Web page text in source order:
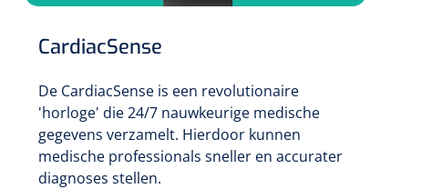
CardiacSense
De CardiacSense is een revolutionaire
'horloge' die 24/7 nauwkeurige medische
gegevens verzamelt. Hierdoor kunnen
medische professionals sneller en accurater
diagnoses stellen.